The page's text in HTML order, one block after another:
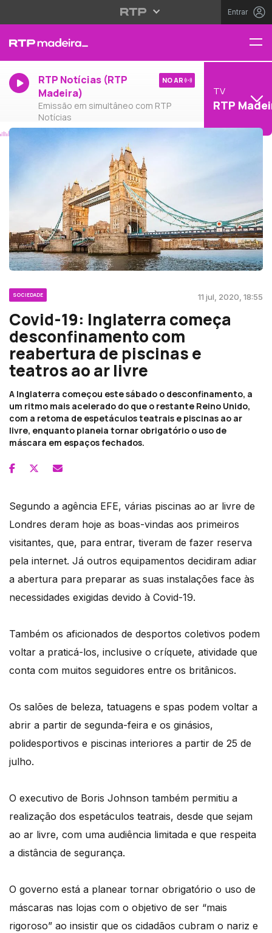
Entrar
RTP Notícias (RTP
Madeira)
Emissão em simultâneo com RTP
Notícias
NO AR
TV
RTP
SOCIEDADE 11 jul, 2020, 18:55
Covid-19: Inglaterra começa
desconfinamento com
reabertura de piscinas e
teatros ao ar livre
A Inglaterra começou este sábado o desconfinamento, a
um ritmo mais acelerado do que o restante Reino Unido,
com a retoma de espetáculos teatrais e piscinas ao ar
livre, enquanto planeia tornar obrigatório o uso de
máscara em espaços fechados.
Segundo a agência EFE, várias piscinas ao ar livre de
Londres deram hoje as boas-vindas aos primeiros
visitantes, que, para entrar, tiveram de fazer reserva
pela internet. Já outros equipamentos decidiram adiar
a abertura para preparar as suas instalações face às
necessidades exigidas devido à Covid-19.
Também os aficionados de desportos coletivos podem
voltar a praticá-los, inclusive o críquete, atividade que
conta com muitos seguidores entre os britânicos.
Os salões de beleza, tatuagens e spas podem voltar a
abrir a partir de segunda-feira e os ginásios,
polidesportivos e piscinas interiores a partir de 25 de
julho.
O executivo de Boris Johnson também permitiu a
realização dos espetáculos teatrais, desde que sejam
ao ar livre, com uma audiência limitada e que respeita
a distância de segurança.
O governo está a planear tornar obrigatório o uso de
máscaras nas lojas com o objetivo de ser “mais
rigoroso” ao insistir que os cidadãos cubram o nariz e